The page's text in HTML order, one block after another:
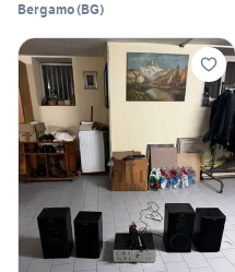
Bergamo(BG)